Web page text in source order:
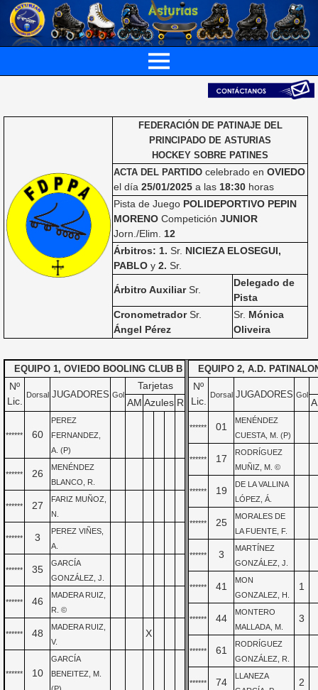
FEDERACIÓN DE PATINAJE DEL
PRINCIPADO DE ASTURIAS
HOCKEY SOBRE PATINES
ACTA DEL PARTIDO celebrado enOVIEDO
el día25/01/2025 a las18:30 horas
Pista de Juego POLIDEPORTIVO PEPIN
MORENO CompeticiónJUNIOR
Jorn./Elim.12
Árbitros: 1. Sr. NICIEZA ELOSEGUI,
PABLO y2. Sr.
Árbitro AuxiliarSr.
Delegado de
Pista
CronometradorSr.
Ángel Pérez
Sr. Mónica
Oliveira
EQUIPO 1, OVIEDO BOOLING CLUB B
Nº
Lic.
Dorsal JUGADORES Gol
Tarjetas
AM Azules R
****** 60
PEREZ
FERNANDEZ,
A. (P)
****** 26
MENÉNDEZ
BLANCO, R.
****** 27
FARIZ MUÑOZ,
N.
****** 3
PEREZ VIÑES,
A.
****** 35
GARCÍA
GONZÁLEZ, J.
****** 46
MADERA RUIZ,
R. ©
****** 48
MADERA RUIZ,
V.
X
****** 10
GARCÍA
BENEITEZ, M.
EQUIPO 2, A.D.
Nº
Lic.
Dorsal JUGADORES Gol
****** 01
MENÉNDEZ
CUESTA, M. (P)
****** 17
RODRÍGUEZ
MUÑIZ, M. ©
****** 19
DE LA VALLINA
LÓPEZ, Á.
****** 25
MORALES DE
LA FUENTE, F.
****** 3
MARTÍNEZ
GONZÁLEZ, J.
****** 41
MON
GONZALEZ, H.
1
****** 44
MONTERO
MALLADA, M.
3
****** 61
RODRÍGUEZ
GONZÁLEZ, R.
****** 74
LLANEZA
2